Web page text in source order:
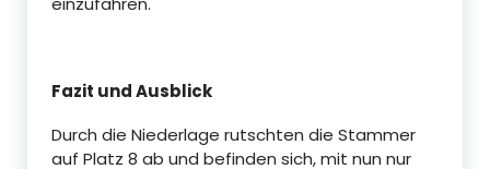
Fazit und Ausblick
Durch die Niederlage rutschten die Stammer
auf Platz 8 ab und befinden sich, mit nun nur